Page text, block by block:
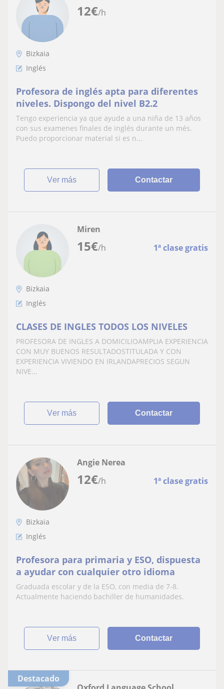
12€/h
Bizkaia
Inglés
Profesora de inglés apta para diferentes
niveles. Dispongo del nivel B2.2
Tengo experiencia ya que ayude a una niña de 13 años
con sus examenes finales de inglés durante un més.
Puedo proporcionar material si es n...
ver más Contactar
15€/h 1ª clase gratis
Miren
Bizkaia
Inglés
CLASES DE INGLES TODOS LOS NIVELES
PROFESORA DE INGLES A DOMICILIOAMPLIA EXPERIENCIA
CON MUY BUENOS RESULTADOSTITULADA Y CON
EXPERIENCIA VIVIENDO EN IRLANDAPRECIOS SEGUN
NIVE...
ver más Contactar
12€/h 1ª clase gratis
Angie Nerea
Bizkaia
Inglés
Profesora para primaria y ESO, dispuesta
a ayudar con cualquier otro idioma
Graduada escolar y de la ESO, con media de 7-8.
Actualmente haciendo bachiller de humanidades.
ver más Contactar
Destacado